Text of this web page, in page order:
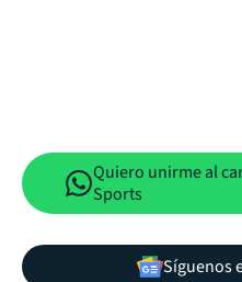
Quiero unirme al
Sports
Síguenos